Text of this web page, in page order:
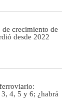
de crecimiento de
desde 2022
4, 5 y 6; ¿habrá